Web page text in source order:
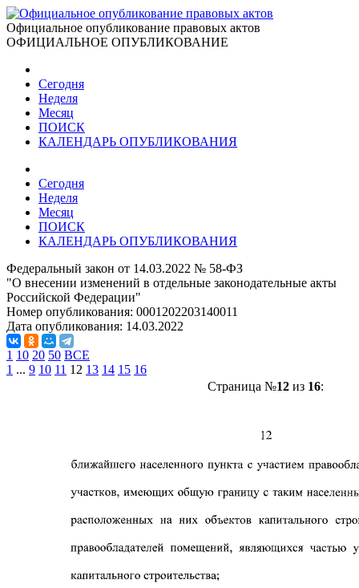
Официальное опубликование правовых актов
ОФИЦИАЛЬНОЕ ОПУБЛИКОВАНИЕ
Сегодня
Неделя
Месяц
ПОИСК
КАЛЕНДАРЬ ОПУБЛИКОВАНИЯ
Сегодня
Неделя
Месяц
ПОИСК
КАЛЕНДАРЬ ОПУБЛИКОВАНИЯ
Федеральный закон от 14.03.2022 № 58-ФЗ
"О внесении изменений в отдельные законодательные акты
Российской Федерации"
Номер опубликования: 0001202203140011
Дата опубликования: 14.03.2022
1 10 20 50 ВСЕ
1 ... 9 10 11 12 13 14 15 16
Страница №12из 16: